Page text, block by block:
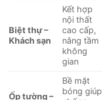
Biệt thự –
Khách sạn
Kết hợp
nội thất
cao cấp,
nâng tầm
không
gian
Ốp tường –
Bề mặt
bóng giúp